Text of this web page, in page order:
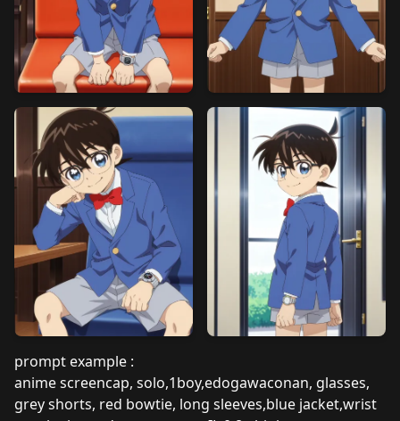
prompt example :
anime screencap, solo,1boy,edogawaconan, glasses,
grey shorts, red bowtie, long sleeves,blue jacket,wrist